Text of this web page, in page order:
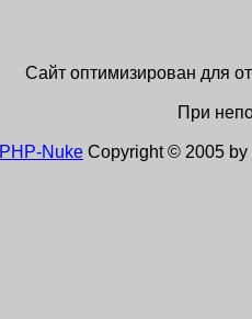
Сайт оптимизирован для
При
PHP-Nuke Copyright © 2005 by